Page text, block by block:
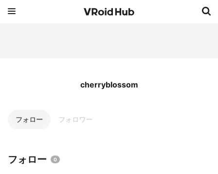
cherryblossom
フォロー フォロワー
フォロー 0